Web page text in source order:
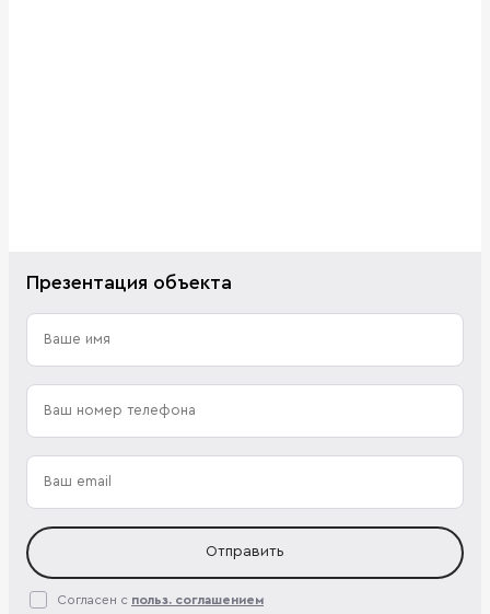
Презентация объекта
Отправить
Согласен с польз. соглашением